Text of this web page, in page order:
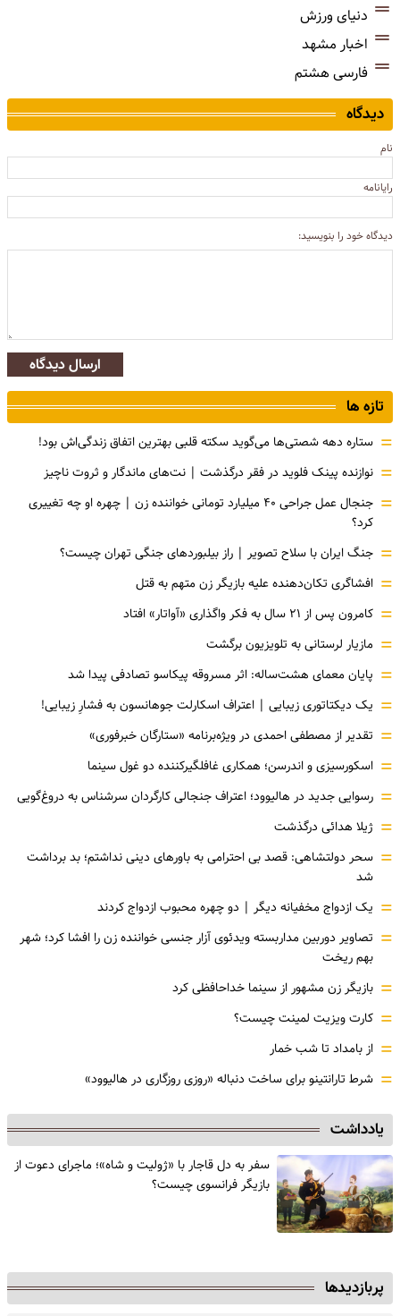
دنیای ورزش
اخبار مشهد
فارسی هشتم
دیدگاه
نام
رایانامه
دیدگاه خود را بنویسید:
ارسال دیدگاه
تازه ها
= ستاره دهه شصتی‌ها می‌گوید سکته قلبی بهترین اتفاق زندگی‌اش بود!
= نوازنده پینک فلوید در فقر درگذشت | نت‌های ماندگار و ثروت ناچیز
=
جنجال عمل جراحی ۴۰ میلیارد تومانی خواننده زن | چهره او چه تغییری
کرد؟
= جنگ ایران با سلاح تصویر | راز بیلبوردهای جنگی تهران چیست؟
= افشاگری‌ تکان‌دهنده علیه بازیگر زن متهم به قتل
= کامرون پس از ۲۱ سال به فکر واگذاری «آواتار» افتاد
= مازیار لرستانی به تلویزیون برگشت
= پایان معمای هشت‌ساله: اثر مسروقه پیکاسو تصادفی پیدا شد
= یک دیکتاتوری زیبایی | اعتراف اسکارلت جوهانسون به فشارِ زیبایی!
= تقدیر از مصطفی احمدی در ویژه‌برنامه «ستارگان خبرفوری»
= اسکورسیزی و اندرسن؛ همکاری غافلگیرکننده دو غول سینما
= رسوایی جدید در هالیوود؛ اعتراف جنجالی کارگردان سرشناس به دروغ‌گویی
= ژیلا هدائی درگذشت
= سحر دولتشاهی: قصد بی احترامی به باورهای دینی نداشتم؛ بد برداشت
شد
= یک ازدواج مخفیانه دیگر | دو چهره محبوب ازدواج کردند
= تصاویر دوربین مداربسته ویدئوی آزار جنسی خواننده زن را افشا کرد؛ شهر
بهم ریخت
= بازیگر زن مشهور از سینما خداحافظی کرد
= کارت ویزیت لمینت چیست؟
= از بامداد تا شب خمار
= شرط تارانتینو برای ساخت دنباله «روزی روزگاری در هالیوود»
یادداشت
سفر به دل قاجار با «ژولیت و شاه»؛ ماجرای دعوت از
‌بازیگر فرانسوی چیست؟
پربازدیدها